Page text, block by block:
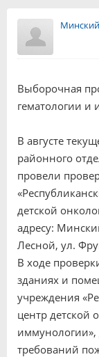
Выборочная
гематологии и
В августе
районного
провели
детской
адресу:
Лесной, ул.
В ходе
зданиях и
учреждения
центр детской
требований